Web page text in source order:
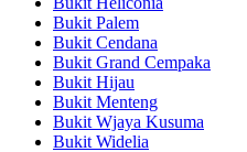
Bukit Palem
Bukit Cendana
Bukit Grand Cempaka
Bukit Hijau
Bukit Menteng
Bukit Wjaya Kusuma
Bukit Widelia